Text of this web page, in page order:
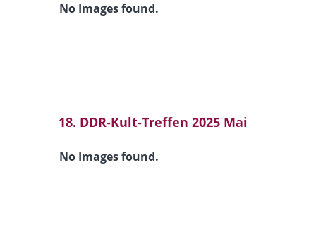
No Images found.
18. DDR-Kult-Treffen 2025 Mai
No Images found.